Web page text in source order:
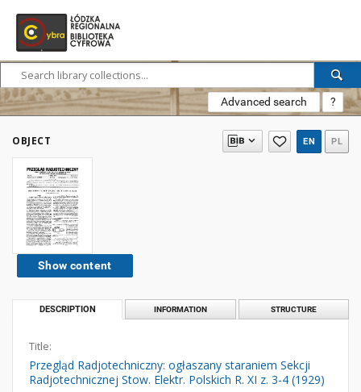
Advanced search ?
OBJECT EN PL
Show content
DESCRIPTION INFORMATION STRUCTURE
Title:
Przegląd Radjotechniczny: ogłaszany staraniem Sekcji
Radjotechnicznej Stow. Elektr. Polskich R. XI z. 3-4 (1929)